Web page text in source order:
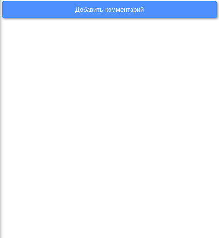
Добавить комментарий